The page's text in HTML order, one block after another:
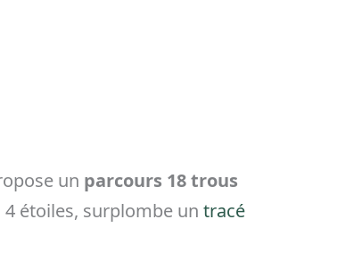
un parcours 18 trous
étoiles, surplombe un tracé